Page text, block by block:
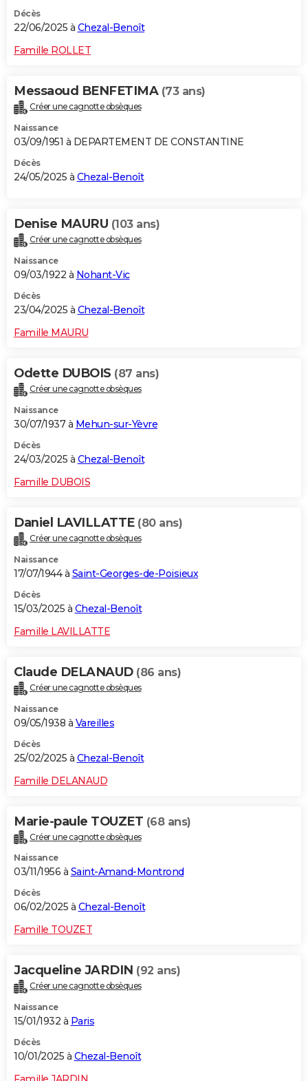
Décès
22/06/2025 à Chezal-Benoît
Famille ROLLET
Messaoud BENFETIMA (73 ans)
Créer une cagnotte obsèques
Naissance
03/09/1951 à DEPARTEMENT DE CONSTANTINE
Décès
24/05/2025 à Chezal-Benoît
Denise MAURU (103 ans)
Créer une cagnotte obsèques
Naissance
09/03/1922 à Nohant-Vic
Décès
23/04/2025 à Chezal-Benoît
Famille MAURU
Odette DUBOIS (87 ans)
Créer une cagnotte obsèques
Naissance
30/07/1937 à Mehun-sur-Yèvre
Décès
24/03/2025 à Chezal-Benoît
Famille DUBOIS
Daniel LAVILLATTE (80 ans)
Créer une cagnotte obsèques
Naissance
17/07/1944 à Saint-Georges-de-Poisieux
Décès
15/03/2025 à Chezal-Benoît
Famille LAVILLATTE
Claude DELANAUD (86 ans)
Créer une cagnotte obsèques
Naissance
09/05/1938 à Vareilles
Décès
25/02/2025 à Chezal-Benoît
Famille DELANAUD
Marie-paule TOUZET (68 ans)
Créer une cagnotte obsèques
Naissance
03/11/1956 à Saint-Amand-Montrond
Décès
06/02/2025 à Chezal-Benoît
Famille TOUZET
Jacqueline JARDIN (92 ans)
Créer une cagnotte obsèques
Naissance
15/01/1932 à Paris
Décès
10/01/2025 à Chezal-Benoît